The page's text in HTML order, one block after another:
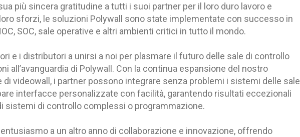
più sincera gratitudine a tutti i suoi partner per il loro duro lavoro e
sforzi, le soluzioni Polywall sono state implementate con successo in
SOC, sale operative e altri ambienti critici in tutto il mondo.
e i distributori a unirsi a noi per plasmare il futuro delle sale di controllo
all’avanguardia di Polywall. Con la continua espansione del nostro
videowall, i partner possono integrare senza problemi i sistemi delle sale
interfacce personalizzate con facilità, garantendo risultati eccezionali
sistemi di controllo complessi o programmazione.
a un altro anno di collaborazione e innovazione, offrendo